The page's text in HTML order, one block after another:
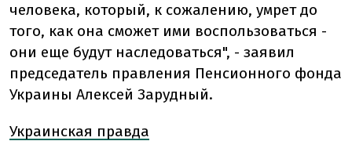
человека, который, к сожалению, умрет до
того, как она сможет ими воспользоваться -
они еще будут наследоваться", - заявил
председатель правления Пенсионного фонда
Украины Алексей Зарудный.
Украинская правда